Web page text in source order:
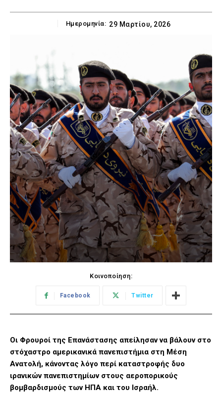
Ημερομηνία: 29 Μαρτίου, 2026
Κοινοποίηση:
Facebook Twitter
Οι Φρουροί της Επανάστασης απείλησαν να βάλουν στο
στόχαστρο αμερικανικά πανεπιστήμια στη Μέση
Ανατολή, κάνοντας λόγο περί καταστροφής δυο
ιρανικών πανεπιστημίων στους αεροπορικούς
βομβαρδισμούς των ΗΠΑ και του Ισραήλ.